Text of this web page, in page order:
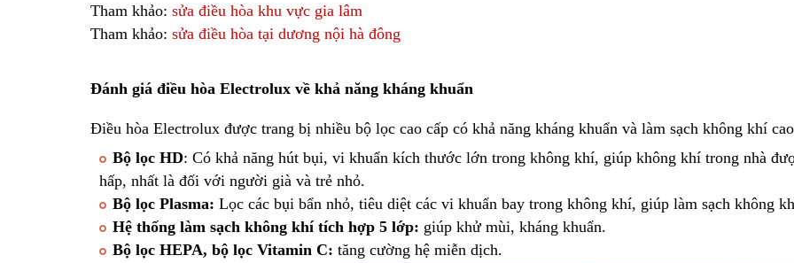
Tham khảo: sửa điều hòa khu vực gia lâm
Tham khảo: sửa điều hòa tại dương nội hà đông
Đánh giá điều hòa Electrolux về khả năng kháng khuẩn
Điều hòa Electrolux được trang bị nhiều bộ lọc cao cấp có khả năng kháng khuẩn và làm sạch không khí
Bộ lọc HD: Có khả năng hút bụi, vi khuẩn kích thước lớn trong không khí, giúp không khí trong nhà
hấp, nhất là đối với người già và trẻ nhỏ.
Bộ lọc Plasma: Lọc các bụi bẩn nhỏ, tiêu diệt các vi khuẩn bay trong không khí, giúp làm sạch không
Hệ thống làm sạch không khí tích hợp 5 lớp: giúp khử mùi, kháng khuẩn.
Bộ lọc HEPA, bộ lọc Vitamin C: tăng cường hệ miễn dịch.